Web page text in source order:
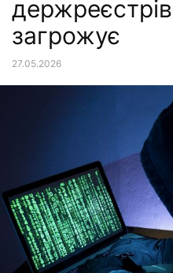
загрожує
27.05.2026